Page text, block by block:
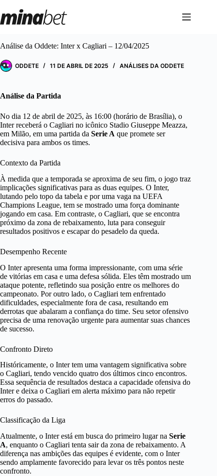
para
o
Análise da Oddete: Inter x Cagliari – 12/04/2025
ODDETE 11 DE ABRIL DE 2025 ANÁLISES DA ODDETE
Análise da Partida
No dia 12 de abril de 2025, às 16:00 (horário de Brasília), o
Inter receberá o Cagliari no icônico Stadio Giuseppe Meazza,
em Milão, em uma partida da Serie A que promete ser
decisiva para ambos os times.
Contexto da Partida
À medida que a temporada se aproxima de seu fim, o jogo traz
implicações significativas para as duas equipes. O Inter,
lutando pelo topo da tabela e por uma vaga na UEFA
Champions League, tem se mostrado uma força dominante
jogando em casa. Em contraste, o Cagliari, que se encontra
próximo da zona de rebaixamento, luta para conseguir
resultados positivos e escapar do pesadelo da queda.
Desempenho Recente
O Inter apresenta uma forma impressionante, com uma série
de vitórias em casa e uma defesa sólida. Eles têm mostrado um
ataque potente, refletindo sua posição entre os melhores do
campeonato. Por outro lado, o Cagliari tem enfrentado
dificuldades, especialmente fora de casa, resultando em
derrotas que abalaram a confiança do time. Seu setor ofensivo
precisa de uma renovação urgente para aumentar suas chances
de sucesso.
Confronto Direto
Históricamente, o Inter tem uma vantagem significativa sobre
o Cagliari, tendo vencido quatro dos últimos cinco encontros.
Essa sequência de resultados destaca a capacidade ofensiva do
Inter e deixa o Cagliari em alerta máximo para não repetir
erros do passado.
Classificação da Liga
Atualmente, o Inter está em busca do primeiro lugar na Serie
A, enquanto o Cagliari tenta sair da zona de rebaixamento. A
diferença nas ambições das equipes é evidente, com o Inter
sendo amplamente favorecido para levar os três pontos neste
confronto.